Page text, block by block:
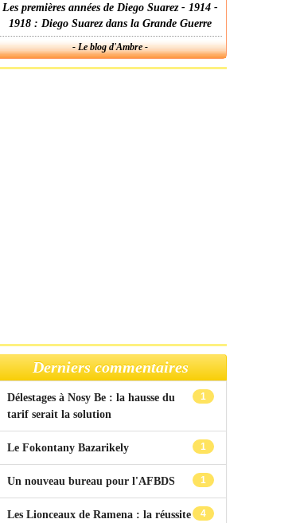
Les premières années de Diego Suarez - 1914 -
1918 : Diego Suarez dans la Grande Guerre
- Le blog d'Ambre -
Derniers commentaires
1
Délestages à Nosy Be : la hausse du
tarif serait la solution
1
Le Fokontany Bazarikely
1
Un nouveau bureau pour l'AFBDS
4
Les Lionceaux de Ramena : la réussite